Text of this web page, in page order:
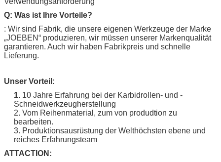
Q: Was ist Ihre Vorteile?
: Wir sind Fabrik, die unsere eigenen Werkzeuge der Marke
„JOEBEN“ produzieren, wir müssen unserer Markenqualität
garantieren. Auch wir haben Fabrikpreis und schnelle
Lieferung.
Unser Vorteil:
1. 10 Jahre Erfahrung bei der Karbidrollen- und -
Schneidwerkzeugherstellung
2. Vom Reihenmaterial, zum von produdtion zu
bearbeiten.
3. Produktionsausrüstung der Welthöchsten ebene und
reiches Erfahrungsteam
ATTACTION: